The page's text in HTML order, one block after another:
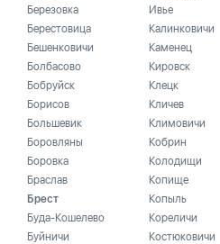
Березовка
Берестовица
Бешенковичи
Болбасово
Бобруйск
Борисов
Большевик
Боровляны
Боровка
Браслав
Брест
Буда-Кошелево
Буйничи
Ивье
Калинковичи
Каменец
Кировск
Клецк
Кличев
Климовичи
Кобрин
Колодищи
Копище
Копыль
Кореличи
Костюковичи